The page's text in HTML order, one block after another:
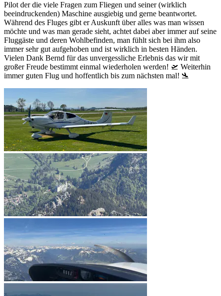
Pilot der die viele Fragen zum Fliegen und seiner (wirklich
beeindruckenden) Maschine ausgiebig und gerne beantwortet.
Während des Fluges gibt er Auskunft über alles was man wissen
möchte und was man gerade sieht, achtet dabei aber immer auf seine
Fluggäste und deren Wohlbefinden, man fühlt sich bei ihm also
immer sehr gut aufgehoben und ist wirklich in besten Händen.
Vielen Dank Bernd für das unvergessliche Erlebnis das wir mit
großer Freude bestimmt einmal wiederholen werden! 🛫 Weiterhin
immer guten Flug und hoffentlich bis zum nächsten mal! 🛬